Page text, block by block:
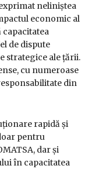
neliniștea
economic al
capacitatea
de dispute
strategice ale țării.
cu numeroase
din
rapidă și
pentru
dar și
în capacitatea